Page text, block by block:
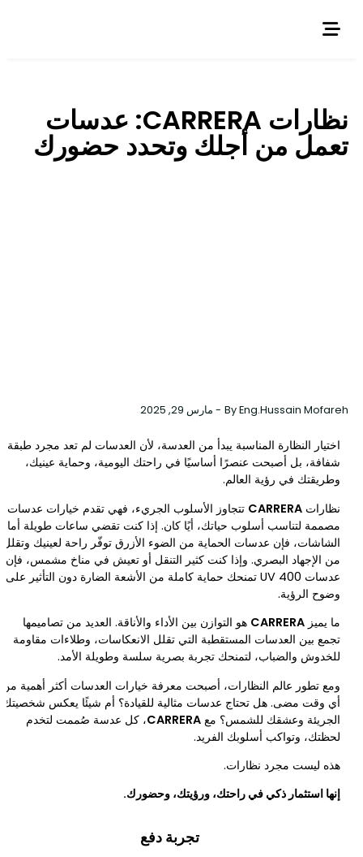
نظارات CARRERA: عدسات
تعمل من أجلك وتحدد حضورك
ByEng.Hussain Mofareh
- مارس 29, 2025
اختيار النظارة المناسبة يبدأ من العدسة، لأن العدسات لم تعد مجرد طبقة
شفافة، بل أصبحت عنصرًا أساسيًا في راحتك اليومية، وحماية عينيك،
وطريقتك في رؤية العالم.
نظارات CARRERA تتجاوز الأسلوب الجريء، فهي تقدم خيارات عدسات
مصممة لتناسب أسلوب حياتك، أيًا كان. إذا كنت تقضي ساعات طويلة أمام
الشاشات، فإن عدسات الحماية من الضوء الأزرق توفّر راحة لعينيك وتقلل
من الإجهاد البصري. وإذا كنت كثير التنقل أو تعيش في مناخ مشمس، فإن
عدسات UV 400 تمنحك حماية كاملة من الأشعة الضارة دون التأثير على
وضوح الرؤية.
ما يميز CARRERA هو التوازن بين الأداء والأناقة. العديد من تصاميمها
تجمع بين العدسات المستقطبة التي تقلل الانعكاسات، وطلاءات مقاومة
للخدوش والضباب، لتمنحك تجربة بصرية سلسة وطويلة الأمد.
ومع تطور عالم النظارات، أصبحت معرفة خيارات العدسات أكثر أهمية من
أي وقت مضى. هل تحتاج عدسات مثالية للقيادة؟ أم شيئًا يعكس شخصيتك
الجريئة وعشقك للشمس؟ مع CARRERA، كل عدسة صُممت لتخدم
لحظتك، وتواكب أسلوبك الفريد.
هذه ليست مجرد نظارات.
إنها استثمار ذكي في راحتك، ورؤيتك، وحضورك.
تجربة دفع